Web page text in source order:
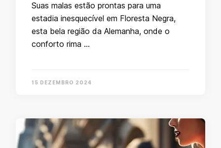
Suas malas estão prontas para uma
estadia inesquecível em Floresta Negra,
esta bela região da Alemanha, onde o
conforto rima …
15 DEZEMBRO 2024